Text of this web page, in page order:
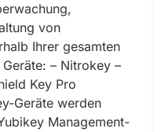
von
Ihrer gesamten
– Nitrokey –
Key Pro
Geräte werden
Management-